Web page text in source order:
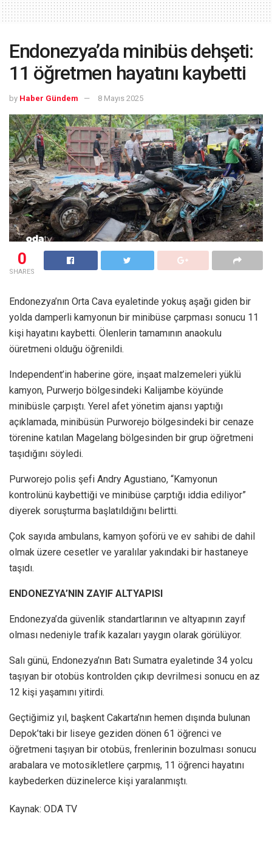
Endonezya’da minibüs dehşeti:
11 öğretmen hayatını kaybetti
by Haber Gündem 8 Mayıs 2025
0
SHARES
Endonezya’nın Orta Cava eyaletinde yokuş aşağı giden bir
yolda damperli kamyonun bir minibüse çarpması sonucu 11
kişi hayatını kaybetti. Ölenlerin tamamının anaokulu
öüretmeni olduğu öğrenildi.
Independent’in haberine göre, inşaat malzemeleri yüklü
kamyon, Purwerjo bölgesindeki Kalijambe köyünde
minibüsle çarpıştı. Yerel afet yönetim ajansı yaptığı
açıklamada, minibüsün Purworejo bölgesindeki bir cenaze
törenine katılan Magelang bölgesinden bir grup öğretmeni
taşıdığını söyledi.
Purworejo polis şefi Andry Agustiano, “Kamyonun
kontrolünü kaybettiği ve minibüse çarptığı iddia ediliyor”
diyerek soruşturma başlatıldığını belirtti.
Çok sayıda ambulans, kamyon şoförü ve ev sahibi de dahil
olmak üzere cesetler ve yaralılar yakındaki bir hastaneye
taşıdı.
ENDONEZYA’NIN ZAYIF ALTYAPISI
Endonezya’da güvenlik standartlarının ve altyapının zayıf
olması nedeniyle trafik kazaları yaygın olarak görülüyor.
Salı günü, Endonezya’nın Batı Sumatra eyaletinde 34 yolcu
taşıyan bir otobüs kontrolden çıkıp devrilmesi sonucu en az
12 kişi yaşamını yitirdi.
Geçtiğimiz yıl, başkent Cakarta’nın hemen dışında bulunan
Depok’taki bir liseye geziden dönen 61 öğrenci ve
öğretmeni taşıyan bir otobüs, frenlerinin bozulması sonucu
arabalara ve motosikletlere çarpmış, 11 öğrenci hayatını
kaybederken düzinelerce kişi yaralanmıştı.
Kaynak: ODA TV